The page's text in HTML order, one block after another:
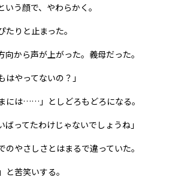
う顔で、やわらかく。
りと止まった。
から声が上がった。義母だった。
はやってないの？」
には……」としどろもどろになる。
ばってたわけじゃないでしょうね」
やさしさとはまるで違っていた。
苦笑いする。